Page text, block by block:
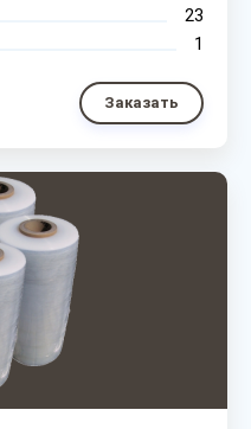
23
1
Заказать